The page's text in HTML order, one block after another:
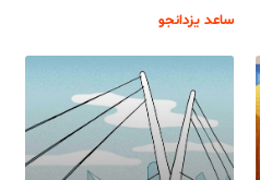
ساعد یزدانجو